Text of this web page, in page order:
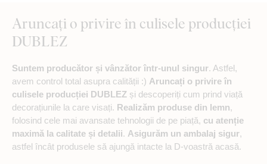
Aruncați o privire în culisele producției
DUBLEZ
Suntem producător și vânzător într-unul singur. Astfel,
avem control total asupra calității :) Aruncați o privire în
culisele producției DUBLEZ și descoperiți cum prind viață
decorațiunile la care visați. Realizăm produse din lemn,
folosind cele mai avansate tehnologii de pe piață, cu atenție
maximă la calitate și detalii. Asigurăm un ambalaj sigur,
astfel încât produsele să ajungă intacte la D-voastră acasă.